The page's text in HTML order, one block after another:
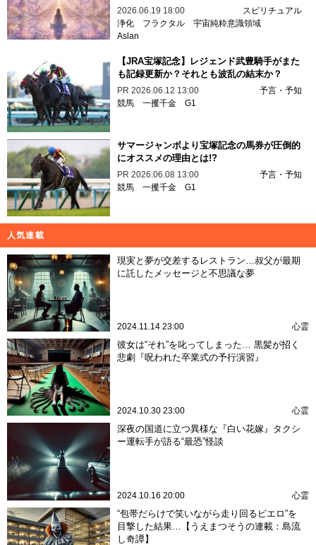
2026.06.19 18:00
スピリチュアル
浄化
フラクタル 宇宙純粋意識領域
Aslan
【JRA宝塚記念】レジェンド武豊騎手がまた
も記録更新か？それとも波乱の結末か？
PR 2026.06.12 13:00
予言・予知
競馬 一攫千金 G1
サマージャンボより宝塚記念の馬券が圧倒的
にオススメの理由とは!?
PR 2026.06.08 13:00
予言・予知
競馬 一攫千金 G1
人気連載
現実と夢が交差するレストラン…叔父が最期
に託したメッセージと不思議な夢
2024.11.14 23:00 心霊
彼女は“それ”を叱ってしまった… 黒髪が招く
悲劇『呪われた卒業式の予行演習』
2024.10.30 23:00 心霊
深夜の国道に立つ異様な『白い花嫁』タクシ
ー運転手が語る“最恐”怪談
2024.10.16 20:00 心霊
“包帯だらけで笑いながら走り回るピエロ”を
目撃した結果…【うえまつそうの連載：島流
し奇譚】